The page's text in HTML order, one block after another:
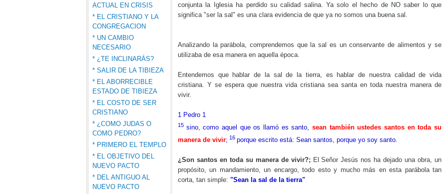
conjunta la Iglesia ha perdido su calidad salina. Ya solo el hecho de NO saber lo que
significa "ser la sal" es una clara evidencia de que ya no somos una buena sal.
Analizando la parábola, comprendemos que la sal es un conservante de alimentos y se
utilizaba de esa manera en aquella época.
Entendemos que hablar de la sal de la tierra, es hablar de nuestra calidad de vida
cristiana. Y se espera que nuestra vida cristiana sea santa en toda nuestra manera de
vivir.
1 Pedro 1
15 sino, como aquel que os llamó es santo,sean también ustedes santos en toda su
manera de vivir; 16 porque escrito está: Sean santos, porque yo soy santo.
¿Son santos en toda su manera de vivir?; El Señor Jesús nos ha dejado una obra, un
propósito, un mandamiento, un encargo, todo esto y mucho más en esta parábola tan
corta, tan simple: "Sean la sal de la tierra"
ACTUAL EN CRISIS
* EL CRISTIANO Y LA
CONGREGACION
* UN CAMBIO
NECESARIO
* ¿TE INCLINARÁS?
* SALIR DE LA TIBIEZA
* EL ABORRECIBLE
ESTADO DE TIBIEZA
* EL COSTO DE SER
CRISTIANO
* ¿COMO JUDAS O
COMO PEDRO?
* PRIMERO EL TEMPLO
* EL OBJETIVO DEL
NUEVO PACTO
* DEL ANTIGUO AL
NUEVO PACTO